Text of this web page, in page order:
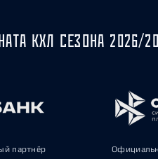
КХЛ СЕЗОНА 2026/
партнёр